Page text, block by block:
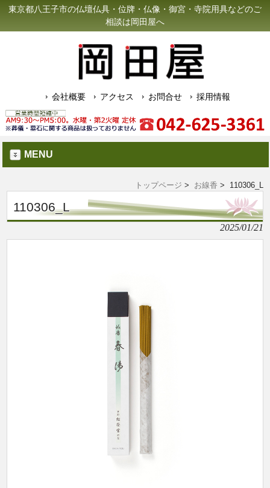
東京都八王子市の仏壇仏具・位牌・仏像・御宮・寺院用具などのご
相談は岡田屋へ
会社概要 アクセス お問合せ 採用情報
MENU
トップページ > お線香 > 110306_L
110306_L
2025/01/21